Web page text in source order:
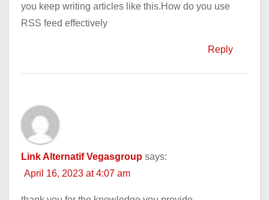
you keep writing articles like this.How do you use
RSS feed effectively
Reply
Link Alternatif Vegasgroup says:
April 16, 2023 at 4:07 am